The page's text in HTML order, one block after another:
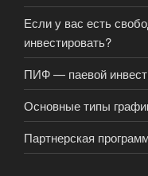
Если у вас есть
инвестировать?
ПИФ — паевой
Основные типы
Партнерская